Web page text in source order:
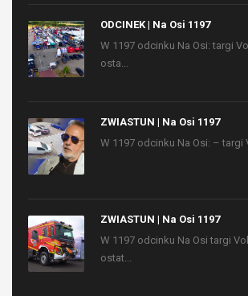
ODCINEK | Na Osi 1197
W 1197 odcinku Na Osi: targi
osta...
ZWIASTUN | Na Osi 1197
W 1197 odcinku Na Osi: – targi
ZWIASTUN | Na Osi 1197
W 1197 odcinku Na Osi targi
ostat...